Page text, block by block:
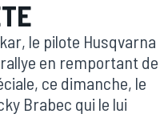
le pilote Husqvarna
en remportant de
ce dimanche, le
Brabec qui le lui